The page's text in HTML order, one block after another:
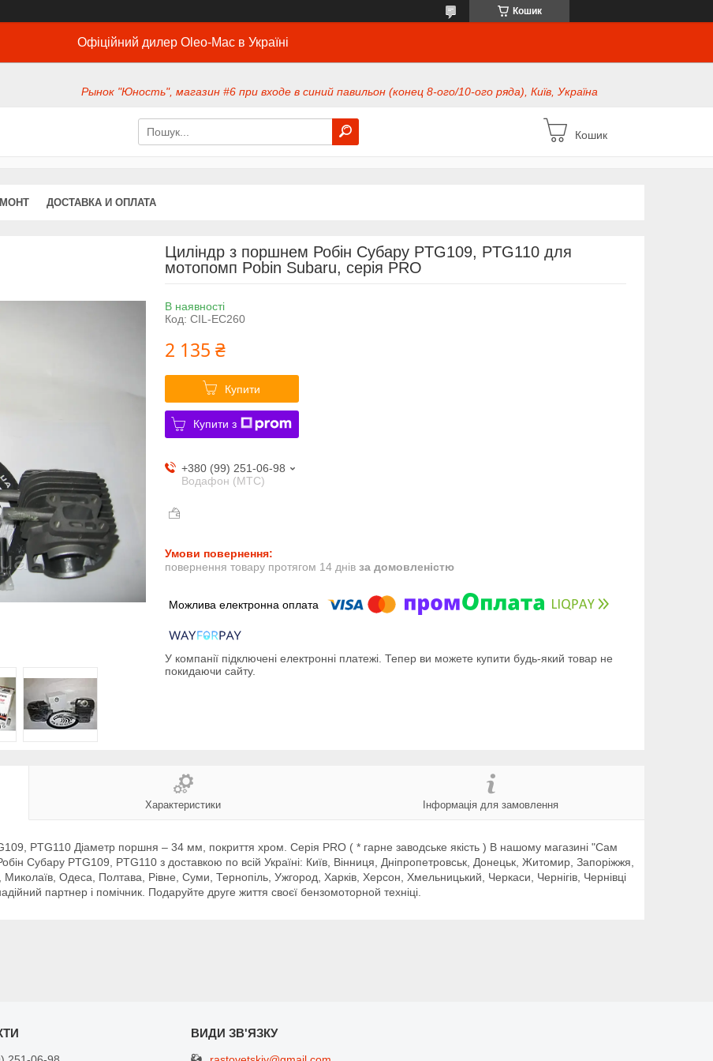
Кошик
Офіційний дилер Oleo-Mac в Україні
Рынок "Юность", магазин #6 при входе в синий павильон (конец 8-ого/10-ого ряда), Київ, Україна
Кошик
ДОСТАВКА И ОПЛАТА
Циліндр з поршнем Робін Субару PTG109, PTG110 для
мотопомп Pobin Subaru, серія PRO
В наявності
Код: CIL-EC260
2 135 ₴
Купити
Купити з
+380 (99) 251-06-98
Водафон (МТС)
повернення товару протягом 14 днів за домовленістю
У компанії підключені електронні платежі. Тепер ви можете купити будь-який товар не
покидаючи сайту.
Характеристики Інформація для замовлення
PTG110 Діаметр поршня – 34 мм, покриття хром. Серія PRO ( * гарне заводське якість ) В нашому магазині "Сам
Субару PTG109, PTG110 з доставкою по всій Україні: Київ, Вінниця, Дніпропетровськ, Донецьк, Житомир, Запоріжжя,
Миколаїв, Одеса, Полтава, Рівне, Суми, Тернопіль, Ужгород, Харків, Херсон, Хмельницький, Черкаси, Чернігів, Чернівці
партнер і помічник. Подаруйте друге життя своєї бензомоторной техніці.